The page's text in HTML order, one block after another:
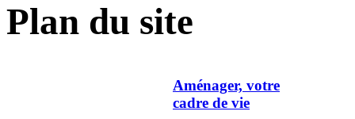
Plan du site
Aménager, votre
cadre de vie